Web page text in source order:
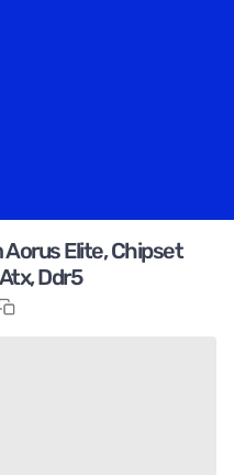
Aorus Elite, Chipset
Ddr5